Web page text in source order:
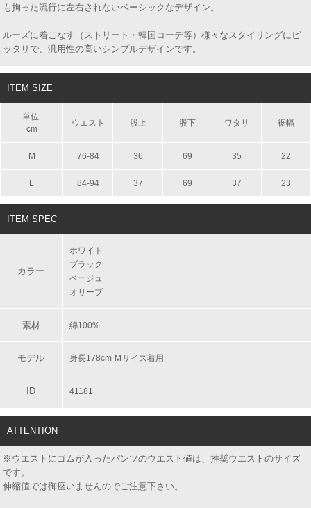
も拘った流行に左右されないベーシックなデザイン。
ルーズに着こなす（ストリート・韓国コーデ等）様々なスタイリングにピ
ッタリで、汎用性の高いシンプルデザインです。
ITEM SIZE
単位:
cm
ウエスト 股上 股下 ワタリ 裾幅
M 76-84 36 69 35 22
L 84-94 37 69 37 23
ITEM SPEC
カラー
ホワイト
ブラック
ベージュ
オリーブ
素材 綿100%
モデル 身長178cm Ｍサイズ着用
ID 41181
ATTENTION
※ウエストにゴムが入ったパンツのウエスト値は、推奨ウエストのサイズ
です。
伸縮値では御座いませんのでご注意下さい。